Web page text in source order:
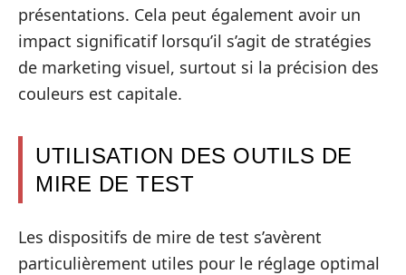
présentations. Cela peut également avoir un
impact significatif lorsqu’il s’agit de stratégies
de marketing visuel, surtout si la précision des
couleurs est capitale.
UTILISATION DES OUTILS DE
MIRE DE TEST
Les dispositifs de mire de test s’avèrent
particulièrement utiles pour le réglage optimal